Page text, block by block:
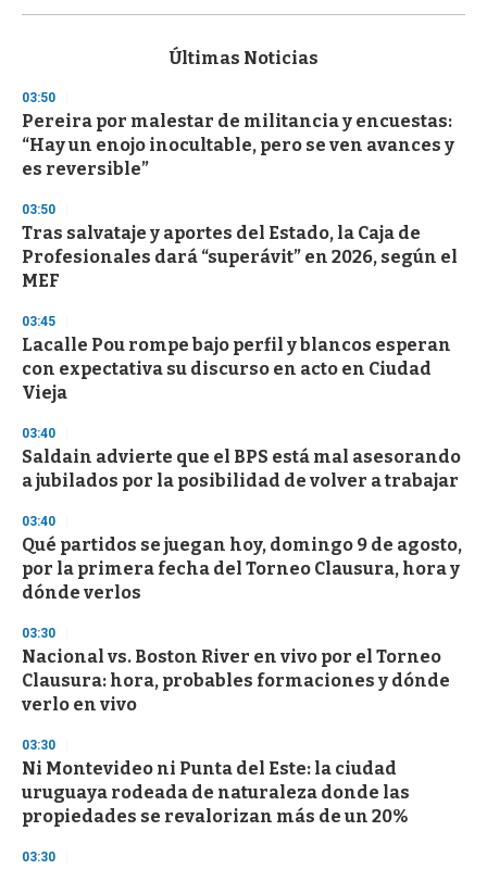
s
d
s
o
3
s
e
c
o
n
s
Últimas Noticias
03:50
Pereira por malestar de militancia y encuestas:
“Hay un enojo inocultable, pero se ven avances y
es reversible”
03:50
Tras salvataje y aportes del Estado, la Caja de
Profesionales dará “superávit” en 2026, según el
MEF
03:45
Lacalle Pou rompe bajo perfil y blancos esperan
con expectativa su discurso en acto en Ciudad
Vieja
03:40
Saldain advierte que el BPS está mal asesorando
a jubilados por la posibilidad de volver a trabajar
03:40
Qué partidos se juegan hoy, domingo 9 de agosto,
por la primera fecha del Torneo Clausura, hora y
dónde verlos
03:30
Nacional vs. Boston River en vivo por el Torneo
Clausura: hora, probables formaciones y dónde
verlo en vivo
03:30
Ni Montevideo ni Punta del Este: la ciudad
uruguaya rodeada de naturaleza donde las
propiedades se revalorizan más de un 20%
03:30